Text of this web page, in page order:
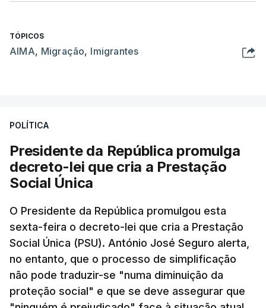
TÓPICOS
AIMA, Migração, Imigrantes
POLÍTICA
Presidente da República promulga
decreto-lei que cria a Prestação
Social Única
O Presidente da República promulgou esta
sexta-feira o decreto-lei que cria a Prestação
Social Única (PSU). António José Seguro alerta,
no entanto, que o processo de simplificação
não pode traduzir-se "numa diminuição da
proteção social" e que se deve assegurar que